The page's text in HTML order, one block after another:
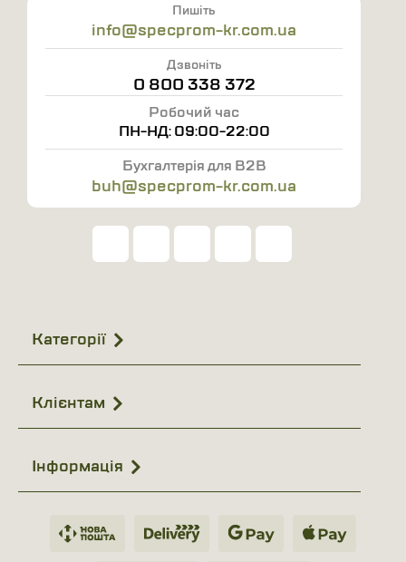
Пишіть
info@specprom-kr.com.ua
Дзвоніть
0 800 338 372
Робочий час
ПН-НД: 09:00-22:00
Бухгалтерія для B2B
buh@specprom-kr.com.ua
Категорії
Клієнтам
Інформація